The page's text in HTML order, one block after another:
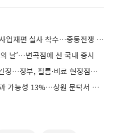
산은 등 채권단, 석화 4사 사업재편 실사 착수…중동전쟁 변수에 장기화 가능성
날’…변곡점에 선 국내 증시
중동 변수에 농자재 수급 긴장…정부, 필름·비료 현장점검 나선다
美 클래리티 법안 연내 통과 가능성 13%…상원 문턱서 제동